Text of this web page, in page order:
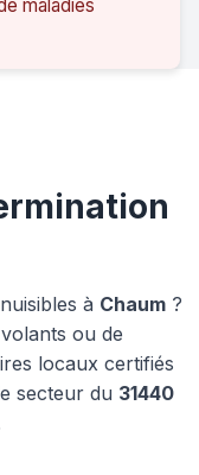
maladies
à Chaum ?
ou de
locaux certifiés
secteur du 31440